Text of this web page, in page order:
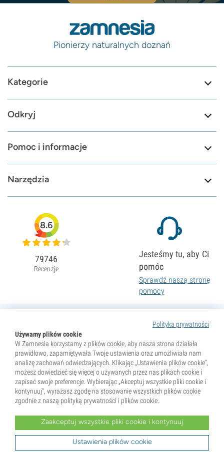
Pionierzy naturalnych doznań
Kategorie
Odkryj
Pomoc i informacje
Narzędzia
Polityka prywatności
Używamy plików cookie
W Zamnesia korzystamy z plików cookie, aby nasza strona działała
prawidłowo, zapamiętywała Twoje ustawienia oraz umożliwiała nam
analizę zachowań odwiedzających. Klikając „Ustawienia plików cookie”,
możesz dowiedzieć się więcej o używanych przez nas plikach cookie i
zapisać swoje preferencje. Wybierając „Akceptuj wszystkie pliki cookie i
kontynuuj”, wyrażasz zgodę na stosowanie wszystkich plików cookie
zgodnie z naszą polityką prywatności i plików cookie.
Zaakceptuj wszystkie pliki cookie i kontynuuj
Ustawienia plików cookie
8.6
79746
Recenzje
Jesteśmy tu, aby Ci
pomóc
Sprawdź naszą stronę
pomocy
* Nasiona są sprzedawane wyłącznie jako pamiątki. Kiełkowanie nasion jest nielegalne w wielu krajach.
zamieszkania oraz znasz obowiązujące przepisy. Zamnesia nie ponosi odpowiedzialności za działania
niezgodne z prawem.